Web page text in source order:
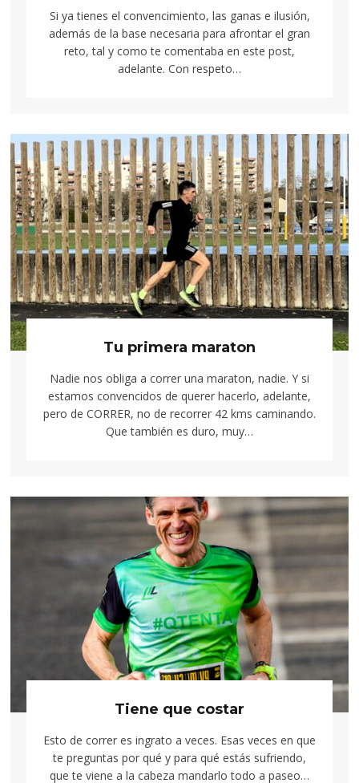
Si ya tienes el convencimiento, las ganas e ilusión,
además de la base necesaria para afrontar el gran
reto, tal y como te comentaba en este post,
adelante. Con respeto…
Tu primera maraton
Nadie nos obliga a correr una maraton, nadie. Y si
estamos convencidos de querer hacerlo, adelante,
pero de CORRER, no de recorrer 42 kms caminando.
Que también es duro, muy…
Tiene que costar
Esto de correr es ingrato a veces. Esas veces en que
te preguntas por qué y para qué estás sufriendo,
que te viene a la cabeza mandarlo todo a paseo…